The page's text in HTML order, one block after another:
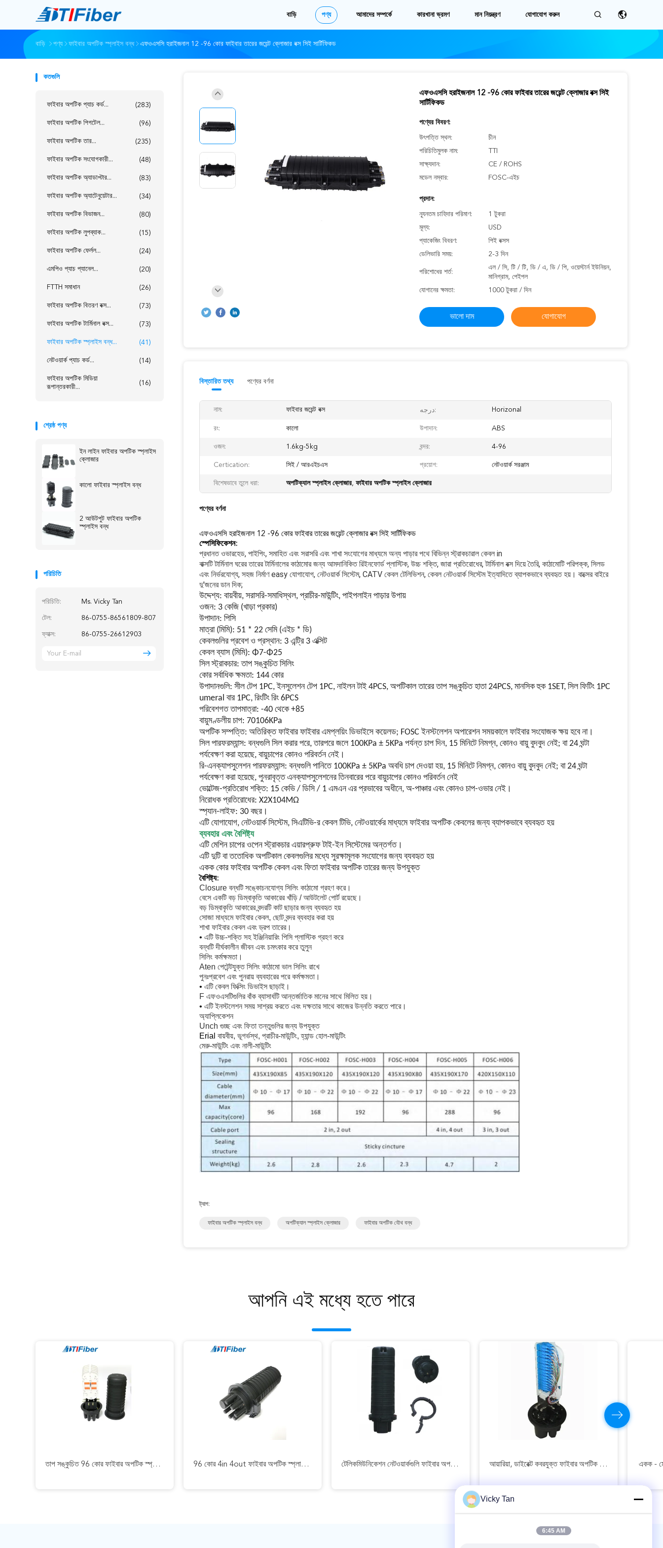
বাড়ি পণ্য আমাদের সম্পর্কে কারখানা ভ্রমণ মান নিয়ন্ত্রণ যোগাযোগ করুন
বাড়ি পণ্য ফাইবার অপটিক স্প্লাইস বন্ধ এফওএসসি হরাইজনাল 12 -96 কোর ফাইবার তারের জয়েন্ট ক্লোজার বক্স সিই সার্টিফিকড
কতগুলি
ফাইবার অপটিক প্যাচ কর্ড... (283)
ফাইবার অপটিক পিগটেল... (96)
ফাইবার অপটিক তার... (235)
ফাইবার অপটিক সংযোগকারী... (48)
ফাইবার অপটিক অ্যাডাপ্টার... (83)
ফাইবার অপটিক অ্যাটেনুয়েটার... (34)
ফাইবার অপটিক বিভাজন... (80)
ফাইবার অপটিক লুপব্যাক... (15)
ফাইবার অপটিক ফের্লল... (24)
এমপিও প্যাচ প্যানেল... (20)
FTTH সমাধান (26)
ফাইবার অপটিক বিতরণ বক্স... (73)
ফাইবার অপটিক টার্মিনাল বক্স... (73)
ফাইবার অপটিক স্প্লাইস বন্ধ... (41)
নেটওয়ার্ক প্যাচ কর্ড... (14)
ফাইবার অপটিক মিডিয়া
রূপান্তরকারী...
(16)
শ্রেষ্ঠ পণ্য
ইন লাইন ফাইবার অপটিক স্প্লাইস
ক্লোজার
কালো ফাইবার স্প্লাইস বন্ধ
2 আউটপুট ফাইবার অপটিক
স্প্লাইস বন্ধ
পরিচিতি
পরিচিতি: Ms. Vicky Tan
টেল: 86-0755-86561809-807
ফ্যাক্স: 86-0755-26612903
এফওএসসি হরাইজনাল 12 -96 কোর ফাইবার তারের জয়েন্ট ক্লোজার বক্স সিই
সার্টিফিকড
পণ্যের বিবরণ:
উৎপত্তি স্থল:
চীন
পরিচিতিমুলক নাম:
সাক্ষ্যদান:
CE / ROHS
মডেল নম্বার:
FOSC-এইচ
প্রদান:
ন্যূনতম চাহিদার পরিমাণ:
1 টুকরা
মূল্য:
USD
প্যাকেজিং বিবরণ:
পিই বক্সস
ডেলিভারি সময়:
2-3 দিন
পরিশোধের শর্ত:
এল / সি, টি / টি, ডি / এ, ডি / পি, ওয়েস্টার্ন ইউনিয়ন,
মানিগ্রাম, পেইপল
যোগানের ক্ষমতা:
1000 টুকরা / দিন
ভালো দাম যোগাযোগ
বিস্তারিত তথ্য পণ্যের বর্ণনা
নাম: ফাইবার জয়েন্ট বক্স درجه: Horizonal
রং: কালো উপাদান: ABS
ওজন: 1.6kg-5kg বন্দর: 4-96
Certication: সিই / আরএইচএস প্রয়োগ: নেটওয়ার্ক সরঞ্জাম
বিশেষভাবে তুলে ধরা: অপটিক্যাল স্প্লাইস ক্লোজার, ফাইবার অপটিক স্প্লাইস ক্লোজার
পণ্যের বর্ণনা
এফওএসসি হরাইজনাল 12 -96 কোর ফাইবার তারের জয়েন্ট ক্লোজার বক্স সিই সার্টিফিকড
স্পেসিফিকেশন:
প্রধানত ওভারহেড, পাইপিং, সমাহিত এবং সরাসরি এবং শাখা সংযোগের মাধ্যমে অন্য পাড়ার পথে বিভিন্ন স্ট্রাকচারাল কেবল in
বাক্সটি টার্মিনাল ঘরের তারের টার্মিনালের কাঠামোর জন্য আমদানিকিত রিইনফোর্ড প্লাস্টিক, উচ্চ শক্তি, জারা প্রতিরোধের, টার্মিনাল বক্স দিয়ে তৈরি, কাঠামোটি পরিপক্ক, সিলড
এবং নির্ভরযোগ্য, সহজ নির্মাণ easy যোগাযোগ, নেটওয়ার্ক সিস্টেম, CATV কেবল টেলিভিশন, কেবল নেটওয়ার্ক সিস্টেম ইত্যাদিতে ব্যাপকভাবে ব্যবহৃত হয়। বাক্সের বাইরে
দু'জনের ডান দিক;
উদ্দেশ্য: বায়বীয়, সরাসরি-সমাধিস্থল, প্রাচীর-মাউন্টিং, পাইপলাইন পাড়ার উপায়
ওজন: 3 কেজি (খাড়া প্রকার)
উপাদান: পিসি
মাত্রা (মিমি): 51 * 22 সেমি (এইচ * ডি)
কেবলগুলির প্রবেশ ও প্রস্থান: 3 এন্ট্রি 3 এক্সিট
কেবল ব্যাস (মিমি): Φ7-Φ25
সিল স্ট্রাকচার: তাপ সঙ্কুচিত সিলিং
কোর সর্বাধিক ক্ষমতা: 144 কোর
উপাদানগুলি: সীল টেপ 1PC, ইনসুলেশন টেপ 1PC, নাইলন টাই 4PCS, অপটিকাল তারের তাপ সঙ্কুচিত হাতা 24PCS, মানসিক হুক 1SET, সিল ফিটিং 1PC
umeral বার 1PC, রিংটিং রিং 6PCS
পরিবেশগত তাপমাত্রা: -40 থেকে +85
বায়ুমণ্ডলীয় চাপ: 70106KPa
অপটিক সম্পত্তি: অতিরিক্ত ফাইবার ফাইবার এমপ্লয়িং ডিভাইসে কয়েলড; FOSC ইনস্টলেশন অপারেশন সময়কালে ফাইবার সংযোজক ক্ষয় হবে না।
সিল পারফরম্যান্স: বন্ধগুলি সিল করার পরে, তারপরে জলে 100KPa ± 5KPa পর্যন্ত চাপ দিন, 15 মিনিটে নিমগ্ন, কোনও বায়ু বুদবুদ নেই; বা 24 ঘন্টা
পর্যবেক্ষণ করা হয়েছে, বায়ুচাপের কোনও পরিবর্তন নেই।
রি-এনক্যাপসুলেশন পারফরম্যান্স: বন্ধগুলি পানিতে 100KPa ± 5KPa অবধি চাপ দেওয়া হয়, 15 মিনিটে নিমগ্ন, কোনও বায়ু বুদবুদ নেই; বা 24 ঘন্টা
পর্যবেক্ষণ করা হয়েছে, পুনরাবৃত্ত এনক্যাপসুলেশনের তিনবারের পরে বায়ুচাপের কোনও পরিবর্তন নেই
ভোল্টেজ-প্রতিরোধ শক্তি: 15 কেভি / ডিসি / 1 এমএন এর প্রভাবের অধীনে, অ-পাঞ্চার এবং কোনও চাপ-ওভার নেই।
নিরোধক প্রতিরোধের: X2X104MΩ
স্প্যান-লাইফ: 30 বছর।
এটি যোগাযোগ, নেটওয়ার্ক সিস্টেম, সিএটিভি-র কেবল টিভি, নেটওয়ার্কের মাধ্যমে ফাইবার অপটিক কেবলের জন্য ব্যাপকভাবে ব্যবহৃত হয়
ব্যবহার এবং বৈশিষ্ট্য
এটি মেশিন চাপের ওপেন স্ট্রাকচার এয়ারপ্রুফ টাই-ইন সিস্টেমের অন্তর্গত।
এটি দুটি বা ততোধিক অপটিকাল কেবলগুলির মধ্যে সুরক্ষামূলক সংযোগের জন্য ব্যবহৃত হয়
একক কোর ফাইবার অপটিক কেবল এবং ফিতা ফাইবার অপটিক তারের জন্য উপযুক্ত
বৈশিষ্ট্য:
Closure বন্ধটি সঙ্কোচনযোগ্য সিলিং কাঠামো গ্রহণ করে।
বেসে একটি বড় ডিম্বাকৃতি আকারের খাঁড়ি / আউটলেট পোর্ট রয়েছে।
বড় ডিম্বাকৃতি আকারের বন্দরটি কাট ছাড়ার জন্য ব্যবহৃত হয়
সোজা মাধ্যমে ফাইবার কেবল, ছোট বন্দর ব্যবহার করা হয়
শাখা ফাইবার কেবল এবং ড্রপ তারের।
• এটি উচ্চ-শক্তি সহ ইঞ্জিনিয়ারিং পিসি প্লাস্টিক গ্রহণ করে
বন্ধটি দীর্ঘকালীন জীবন এবং চমৎকার করে তুলুন
সিলিং কর্মক্ষমতা।
Aten পেটেন্টযুক্ত সিলিং কাঠামো ভাল সিলিং রাখে
পুনঃপ্রবেশ এবং পুনরায় ব্যবহারের পরে কর্মক্ষমতা।
• এটি কেবল ফিক্সিং ডিভাইস ছাড়াই।
F এফওএসটিগুলির বাঁক ব্যাসার্ধটি আন্তর্জাতিক মানের সাথে মিলিত হয়।
• এটি ইনস্টলেশন সময় সাশ্রয় করতে এবং দক্ষতার সাথে কাজের উন্নতি করতে পারে।
অ্যাপ্লিকেশন
Unch গুচ্ছ এবং ফিতা তন্তুগুলির জন্য উপযুক্ত
Erial বায়বীয়, ভূগর্ভস্থ, প্রাচীর-মাউন্টিং, হ্যান্ড হোল-মাউন্টিং
মেরু-মাউন্টিং এবং নালী-মাউন্টিং
ট্যাগ:
ফাইবার অপটিক স্প্লাইস বন্ধ অপটিক্যাল স্প্লাইস ক্লোজার ফাইবার অপটিক যৌথ বন্ধ
আপনি এই মধ্যে হতে পারে
তাপ সঙ্কুচিত 96 কোর ফাইবার অপটিক স্প্লাইস ক্লোজার FOSC গম্বুজ 4 স্প্লাইস ট্রে 96 কোর 4in 4out ফাইবার অপটিক স্প্লাইস ক্লোজার উল্লম্ব গম্বুজ প্রকার টেলিকমিউনিকেশন নেটওয়ার্কগুলি ফাইবার অপটিক স্প্লাইস বন্ধ আয়ারিয়া, ডাইরেক্ট কবরযুক্ত ফাইবার অপটিক স্প্লাইস ক্লোজার একক -
Vicky Tan
6:45 AM